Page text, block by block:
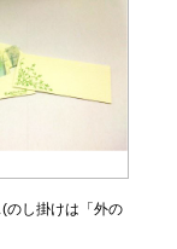
のし掛けは「外の